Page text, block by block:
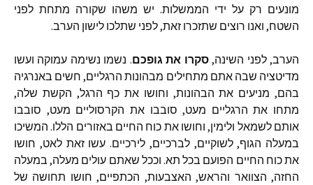
מונעים רק על ידי הממשלות. יש משהו שקורה מתחת לפני
השטח, ואנו רוצים שתזכרו זאת,לפני שתלכו לישון הערב.
הערב,לפני השינה,סקרו את גופכם. נשמו נשימה עמוקה ועשו
מדיטציה שבה אתם מתחילים מבהונות הרגליים, חשים באנרגיה
בהם, מניעים את הבהונות, וחושו את כף הרגל, הקשת שלה,
מתחו את הרגליים מעט, סובבו את הקרסוליים מעט, סובבו
אותם לשמאל ולימין, וחושו את כוח החיים באזורים הללו. המשיכו
במעלה הגוף,לשוקיים,לברכיים, לירכיים. עשו זאת לאט, חושו
אתכוח החיים הפועם בכל תא. וככל שאתם עולים מעלה, במעלה
החזה, הצוואר והראש, האצבעות, הכתפיים, חושו תחושה של